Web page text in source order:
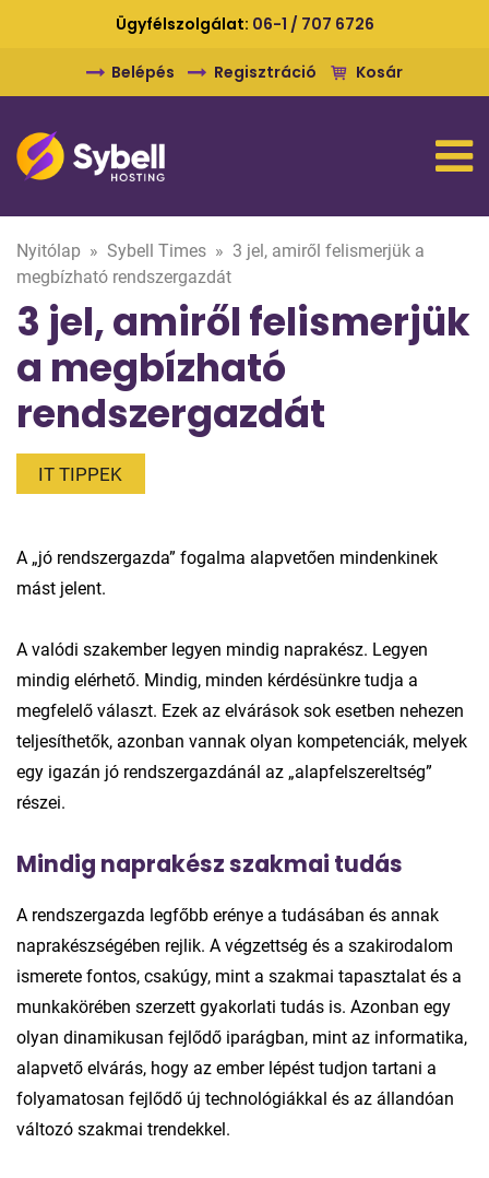
Ügyfélszolgálat: 06-1 / 707 6726
Belépés Regisztráció Kosár
Nyitólap » Sybell Times » 3 jel, amiről felismerjük a
megbízható rendszergazdát
3 jel, amiről felismerjük
a megbízható
rendszergazdát
IT TIPPEK
A „jó rendszergazda” fogalma alapvetően mindenkinek
mást jelent.
A valódi szakember legyen mindig naprakész. Legyen
mindig elérhető. Mindig, minden kérdésünkre tudja a
megfelelő választ. Ezek az elvárások sok esetben nehezen
teljesíthetők, azonban vannak olyan kompetenciák, melyek
egy igazán jó rendszergazdánál az „alapfelszereltség”
részei.
Mindig naprakész szakmai tudás
A rendszergazda legfőbb erénye a tudásában és annak
naprakészségében rejlik. A végzettség és a szakirodalom
ismerete fontos, csakúgy, mint a szakmai tapasztalat és a
munkakörében szerzett gyakorlati tudás is. Azonban egy
olyan dinamikusan fejlődő iparágban, mint az informatika,
alapvető elvárás, hogy az ember lépést tudjon tartani a
folyamatosan fejlődő új technológiákkal és az állandóan
változó szakmai trendekkel.